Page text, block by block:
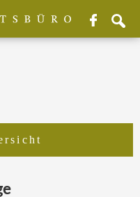
Facebook
/ BRAX